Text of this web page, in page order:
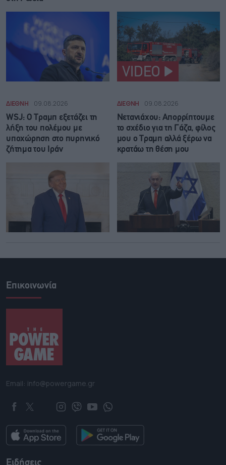
VIDEO
ΔΙΕΘΝΗ 09.08.2026
WSJ: Ο Τραμπ εξετάζει τη
λήξη του πολέμου με
υποχώρηση στο πυρηνικό
ζήτημα του Ιράν
ΔΙΕΘΝΗ 09.08.2026
Νετανιάχου: Απορρίπτουμε
το σχέδιο για τη Γάζα, φίλος
μου ο Τραμπ αλλά ξέρω να
κρατάω τη θέση μου
Επικοινωνία
Email: info@powergame.gr
Ειδήσεις